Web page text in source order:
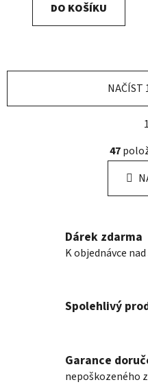
DO KOŠÍKU
NAČÍST
1
47
Dárek zdarma
K objednávce
Spolehlivý
Garance
nepoškozeného